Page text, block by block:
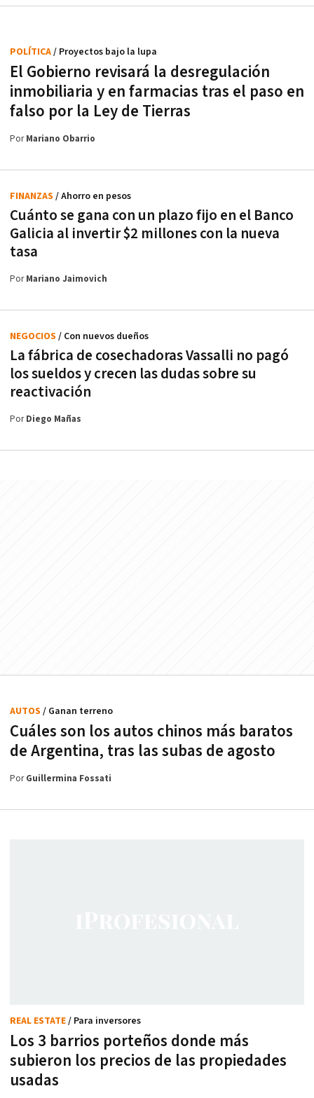
El Gobierno revisará la desregulación
inmobiliaria y en farmacias tras el paso en
falso por la Ley de Tierras
POLÍTICA/ Proyectos bajo la lupa
PorMariano Obarrio
Cuánto se gana con un plazo fijo en el Banco
Galicia al invertir $2 millones con la nueva
tasa
FINANZAS / Ahorro en pesos
PorMariano Jaimovich
La fábrica de cosechadoras Vassalli no pagó
los sueldos y crecen las dudas sobre su
reactivación
NEGOCIOS / Con nuevos dueños
PorDiego Mañas
Cuáles son los autos chinos más baratos
de Argentina, tras las subas de agosto
AUTOS / Ganan terreno
PorGuillermina Fossati
Los 3 barrios porteños donde más
subieron los precios de las propiedades
usadas
REAL ESTATE/ Para inversores